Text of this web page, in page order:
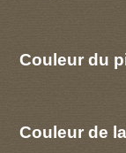
Couleur du
Couleur de